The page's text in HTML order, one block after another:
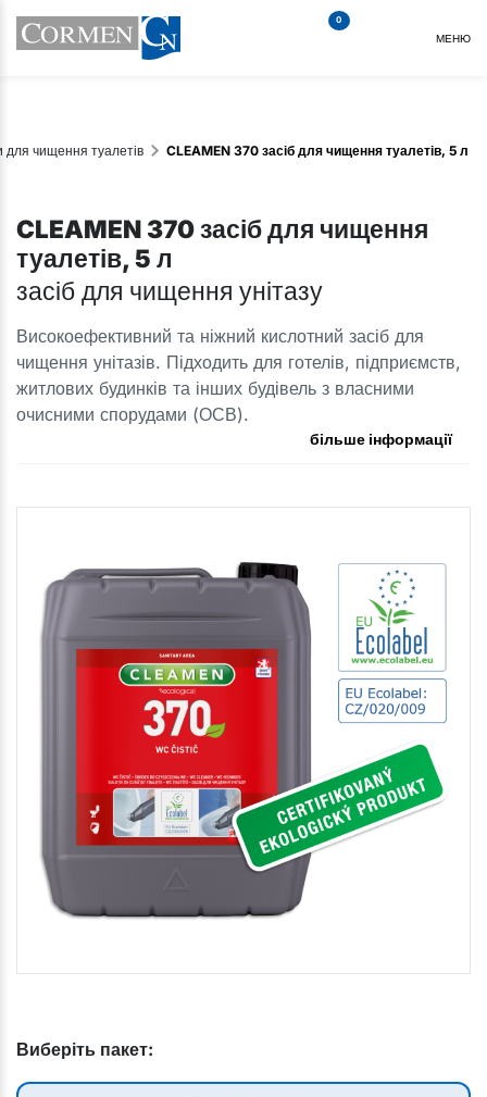
0
МЕНЮ
для чищення туалетів CLEAMEN 370 засіб для чищення туалетів, 5 л
CLEAMEN 370 засіб для чищення
туалетів, 5 л
засіб для чищення унітазу
Високоефективний та ніжний кислотний засіб для
чищення унітазів. Підходить для готелів, підприємств,
житлових будинків та інших будівель з власними
очисними спорудами (ОСВ).
більше інформації
Виберіть пакет: